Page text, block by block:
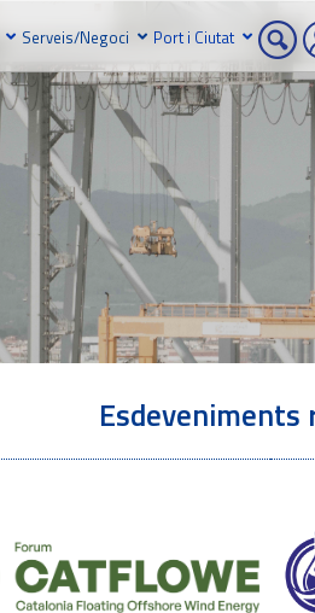
Serveis/Negoci Port i Ciutat